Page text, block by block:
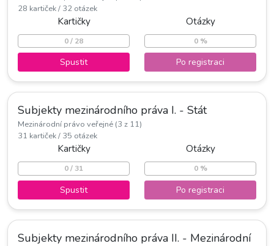
28 kartiček / 32 otázek
Kartičky
0 / 28
Spustit
Otázky
0 %
Po registraci
Subjekty mezinárodního práva I. - Stát
Mezinárodní právo veřejné (3 z 11)
31 kartiček / 35 otázek
Kartičky
0 / 31
Spustit
Otázky
0 %
Po registraci
Subjekty mezinárodního práva II. - Mezinárodní